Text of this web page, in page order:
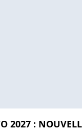
2027 :